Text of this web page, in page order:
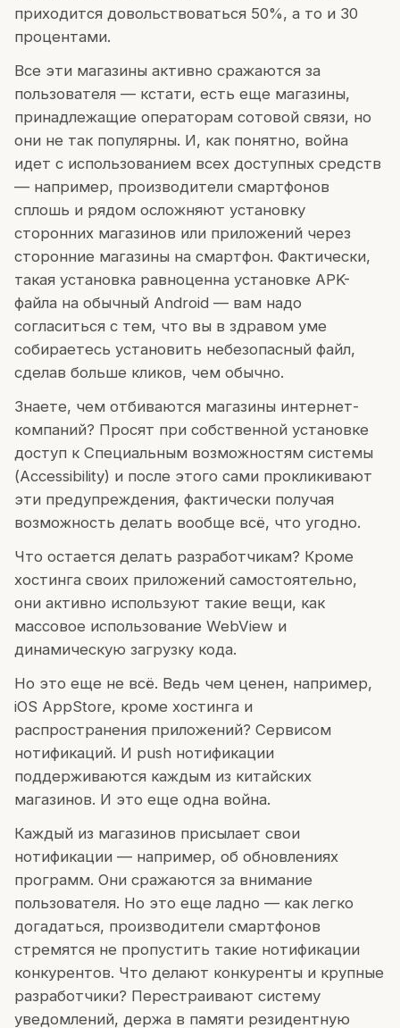
приходится довольствоваться 50%, а то и 30
процентами.
Все эти магазины активно сражаются за
пользователя — кстати, есть еще магазины,
принадлежащие операторам сотовой связи, но
они не так популярны. И, как понятно, война
идет с использованием всех доступных средств
— например, производители смартфонов
сплошь и рядом осложняют установку
сторонних магазинов или приложений через
сторонние магазины на смартфон. Фактически,
такая установка равноценна установке APK-
файла на обычный Android — вам надо
согласиться с тем, что вы в здравом уме
собираетесь установить небезопасный файл,
сделав больше кликов, чем обычно.
Знаете, чем отбиваются магазины интернет-
компаний? Просят при собственной установке
доступ к Специальным возможностям системы
(Accessibility) и после этого сами прокликивают
эти предупреждения, фактически получая
возможность делать вообще всё, что угодно.
Что остается делать разработчикам? Кроме
хостинга своих приложений самостоятельно,
они активно используют такие вещи, как
массовое использование WebView и
динамическую загрузку кода.
Но это еще не всё. Ведь чем ценен, например,
iOS AppStore, кроме хостинга и
распространения приложений? Сервисом
нотификаций. И push нотификации
поддерживаются каждым из китайских
магазинов. И это еще одна война.
Каждый из магазинов присылает свои
нотификации — например, об обновлениях
программ. Они сражаются за внимание
пользователя. Но это еще ладно — как легко
догадаться, производители смартфонов
стремятся не пропустить такие нотификации
конкурентов. Что делают конкуренты и крупные
разработчики? Перестраивают систему
уведомлений, держа в памяти резидентную